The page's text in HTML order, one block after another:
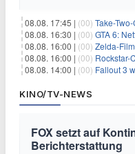
08.08. 17:45 | (00) Take-Two-Chef
08.08. 16:30 | (00) GTA 6: Netflix
08.08. 16:00 | (00) Zelda-Film:
08.08. 16:00 | (00) Rockstar-
08.08. 14:00 | (00) Fallout 3
KINO/TV-NEWS
FOX setzt auf
Berichterstattung